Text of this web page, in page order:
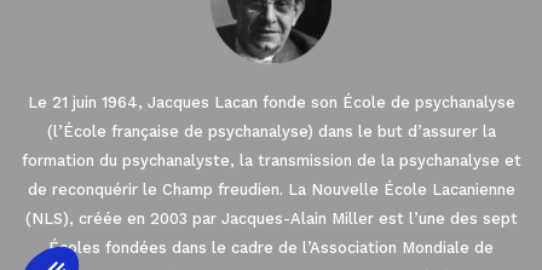
Le 21 juin 1964, Jacques Lacan fonde son École de psychanalyse
(l’École française de psychanalyse) dans le but d’assurer la
formation du psychanalyste, la transmission de la psychanalyse et
de reconquérir le Champ freudien. La Nouvelle École Lacanienne
(NLS), créée en 2003 par Jacques-Alain Miller est l’une des sept
Écoles fondées dans le cadre de l’Association Mondiale de